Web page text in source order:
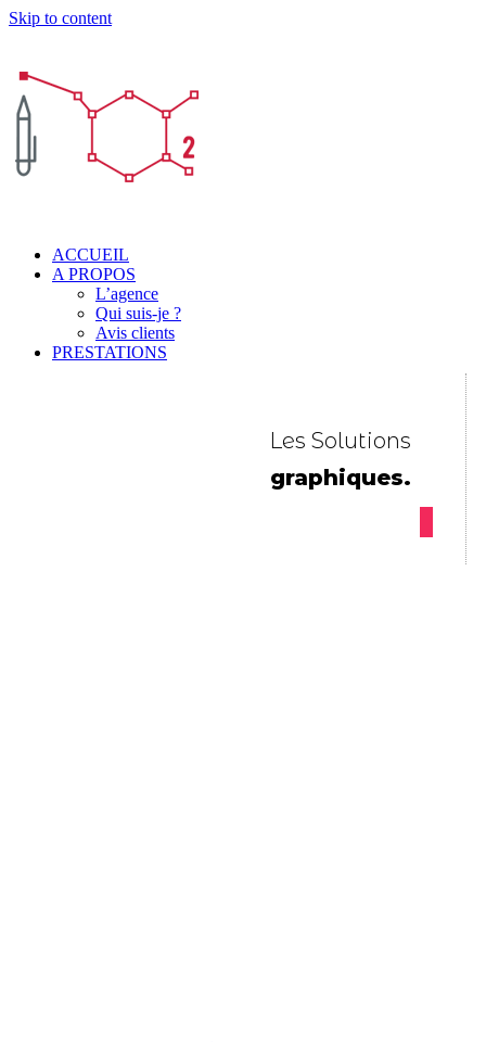
Skip to content
ACCUEIL
A PROPOS
L’agence
Qui suis-je ?
Avis clients
PRESTATIONS
Les Solutions
graphiques.